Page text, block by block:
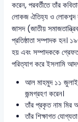
করেন, পরবর্তীতে তাঁর
লোকজ ঐতিহ্য ও লোকশব্দ
জাসদ (জাতীয়
প্রতিষ্ঠাতা সম্পাদক হন।
হয় এবং সম্পাদককে
পরিত্যাগ করে ইসলামি
আল মাহমুদ ১১ জুলাই,
জন্মগ্রহণ করেন।
তাঁর প্রকৃত নাম মির
তাঁর শিক্ষাগত